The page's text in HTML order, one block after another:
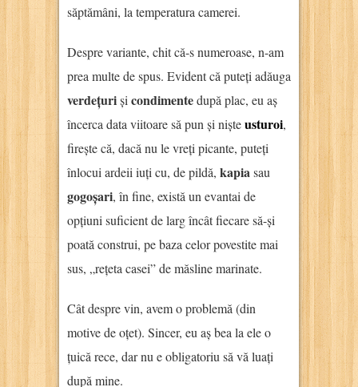
săptămâni, la temperatura camerei.
Despre variante, chit că-s numeroase, n-am
prea multe de spus. Evident că puteți adăuga
verdețuriși condimentedupă plac, eu aș
încerca data viitoare să pun și nișteusturoi,
firește că, dacă nu le vreți picante, puteți
înlocui ardeii iuți cu, de pildă, kapiasau
gogoșari, în fine, există un evantai de
opțiuni suficient de larg încât fiecare să-și
poată construi, pe baza celor povestite mai
sus, „rețeta casei” de măsline marinate.
Cât despre vin, avem o problemă (din
motive de oțet). Sincer, eu aș bea la ele o
țuică rece, dar nu e obligatoriu să vă luați
după mine.